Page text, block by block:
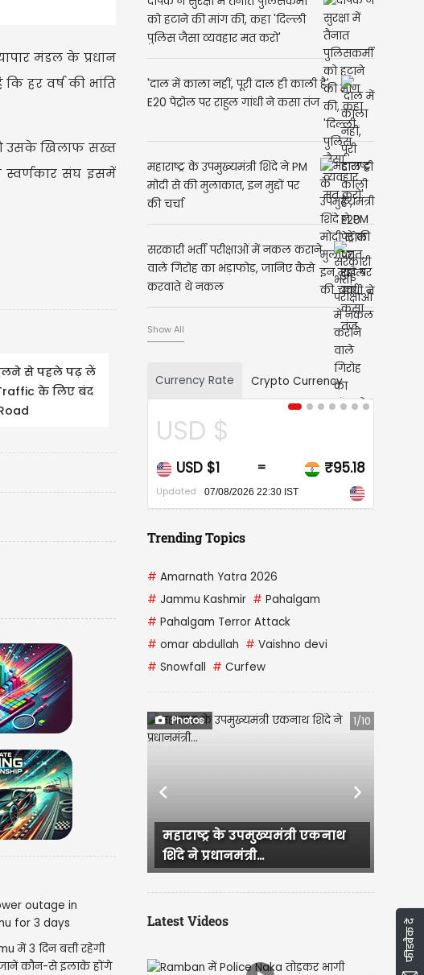
मंडल के प्रधान
हर वर्ष की भांति
उसके खिलाफ सख्त
स्वर्णकार संघ इसमें
से पहले पढ़ लें
के लिए बंद
में 3 दिन बत्ती रहेगी
कौन-से इलाके होंगे
को हटाने की मांग की, कहा 'दिल्ली
पुलिस जैसा व्यवहार मत करो'
'दाल में काला नहीं, पूरी दाल ही काली है',
E20 पेट्रोल पर राहुल गांधी ने कसा तंज
महाराष्ट्र के उपमुख्यमंत्री शिंदे ने PM
मोदी से की मुलाकात, इन मुद्दों पर
की चर्चा
सरकारी भर्ती परीक्षाओं में नकल कराने
वाले गिरोह का भंड़ाफोड़, जानिए कैसे
करवाते थे नकल
Show All
Currency Rate Crypto Currency
₹95.18
Updated 07/08/2026 22:30 IST
CAD $1 =
Updated 07/08/2026 22:30 IST
Trending Topics
# Amarnath Yatra 2026
# Jammu Kashmir # Pahalgam
# Pahalgam Terror Attack
# omar abdullah # Vaishno devi
# Snowfall # Curfew
Photos 1/10
महाराष्ट्र के उपमुख्यमंत्री एकनाथ
शिंदे ने प्रधानमंत्री...
CM रेखा गुप्ता और BJP के दूसरे
नेताओं ने सुषमा स्वराज की...
Previous Next
Latest Videos फीडबैक दें